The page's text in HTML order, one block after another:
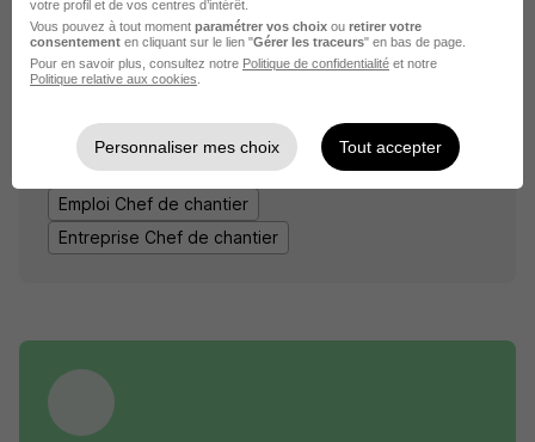
Eiffage Construction
Entreprise Eiffage Construction
Emploi Chef de chantier
Entreprise Chef de chantier
votre profil et de vos centres d’intérêt.
Vous pouvez à tout moment paramétrer vos choix ou retirer votre
consentement en cliquant sur le lien "Gérer les traceurs" en bas de page.
Pour en savoir plus, consultez notre Politique de confidentialité et notre
Politique relative aux cookies
Personnaliser mes choix Tout accepter